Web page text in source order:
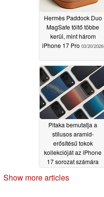
Hermès Paddock Duo
MagSafe töltő többe
kerül, mint három
iPhone 17 Pro 03/20/2026
Pitaka bemutatja a
stílusos aramid-
erősítésű tokok
kollekcióját az iPhone
17 sorozat számára
Show more articles